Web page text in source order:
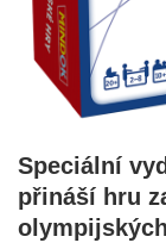
Speciální
přináší hru